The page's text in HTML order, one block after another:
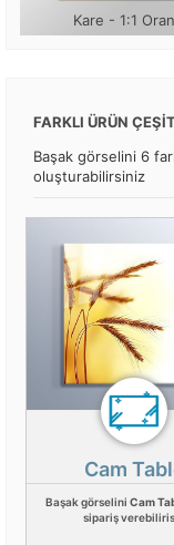
Kare - 1:1 Oran
FARKLI ÜRÜN
Başak görselini 6
oluşturabilirsiniz
Cam
Başak görselini Cam
sipariş